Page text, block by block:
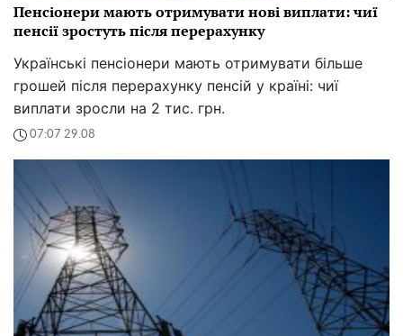
Пенсіонери мають отримувати нові виплати: чиї
пенсії зростуть після перерахунку
Українські пенсіонери мають отримувати більше
грошей після перерахунку пенсій у країні: чиї
виплати зросли на 2 тис. грн.
07:07 29.08